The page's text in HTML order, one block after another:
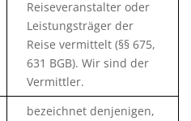
Reiseveranstalter oder
Leistungsträger der
Reise vermittelt (§§ 675,
631 BGB). Wir sind der
Vermittler.
bezeichnet denjenigen,